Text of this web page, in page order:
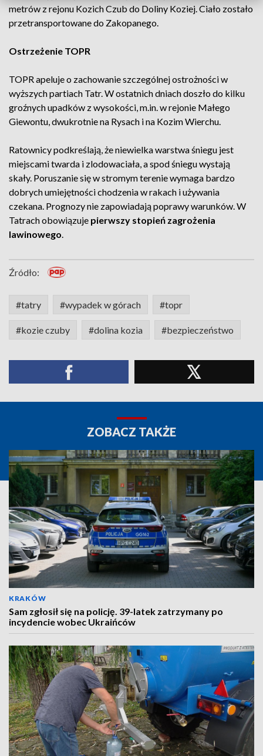
metrów z rejonu Kozich Czub do Doliny Koziej. Ciało zostało
przetransportowane do Zakopanego.
Ostrzeżenie TOPR
TOPR apeluje o zachowanie szczególnej ostrożności w
wyższych partiach Tatr. W ostatnich dniach doszło do kilku
groźnych upadków z wysokości, m.in. w rejonie Małego
Giewontu, dwukrotnie na Rysach i na Kozim Wierchu.
Ratownicy podkreślają, że niewielka warstwa śniegu jest
miejscami twarda i zlodowaciała, a spod śniegu wystają
skały. Poruszanie się w stromym terenie wymaga bardzo
dobrych umiejętności chodzenia w rakach i używania
czekana. Prognozy nie zapowiadają poprawy warunków. W
Tatrach obowiązuje pierwszy stopień zagrożenia
lawinowego.
Źródło:
#tatry #wypadek w górach #topr
#kozie czuby #dolina kozia #bezpieczeństwo
ZOBACZ TAKŻE
KRAKÓW
Sam zgłosił się na policję. 39-latek zatrzymany po
incydencie wobec Ukraińców